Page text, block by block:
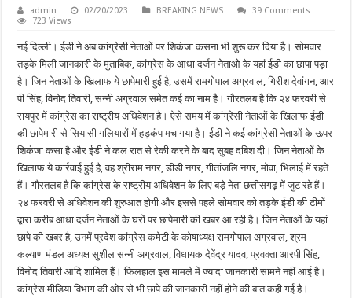
admin 02/20/2023 BREAKING NEWS
39 Comments
723 Views
नई दिल्ली। ईडी ने अब कांग्रेसी नेताओं पर शिकंजा कसना भी शुरू कर दिया है। सोमवार
तड़के मिली जानकारी के मुताबिक, कांग्रेस के आधा दर्जन नेताओ के यहां ईडी का छापा पड़ा
है। जिन नेताओं के खिलाफ ये छापेमारी हुई है, उसमें रामगोपाल अग्रवाल, गिरीश देवांगन, आर
पी सिंह, विनोद तिवारी, सन्नी अग्रवाल समेत कई का नाम है। गौरतलब है कि २४ फरवरी से
रायपुर में कांग्रेस का राष्ट्रीय अधिवेशन है। ऐसे समय में कांग्रेसी नेताओं के खिलाफ ईडी
की छापेमारी से सियासी गलियारों में हड़कंप मच गया है। ईडी ने कई कांग्रेसी नेताओं के ऊपर
शिकंजा कसा है और ईडी ने कल रात से रेकी करने के बाद सुबह दबिश दी। जिन नेताओं के
खिलाफ ये कार्रवाई हुई है, वह श्रीराम नगर, डीडी नगर, गीतांजलि नगर, मोवा, भिलाई में रहते
हैं। गौरतलब है कि कांग्रेस के राष्ट्रीय अधिवेशन के लिए बड़े नेता छत्तीसगढ़ में जुट रहे हैं।
२४ फरवरी से अधिवेशन की शुरुआत होगी और इससे पहले सोमवार को तड़के ईडी की टीमों
द्वारा करीब आधा दर्जन नेताओं के घरों पर छापेमारी की खबर आ रही है। जिन नेताओं के यहां
छापे की खबर है, उनमें प्रदेश कांग्रेस कमेटी के कोषाध्यक्ष रामगोपाल अग्रवाल, श्रम
कल्याण मंडल अध्यक्ष सुशील सन्नी अग्रवाल, विधायक देवेंद्र यादव, प्रवक्ता आरपी सिंह,
विनोद तिवारी आदि शामिल हैं। फिलहाल इस मामले में ज्यादा जानकारी सामने नहीं आई है।
कांग्रेस मीडिया विभाग की ओर से भी छापे की जानकारी नहीं होने की बात कही गई है।